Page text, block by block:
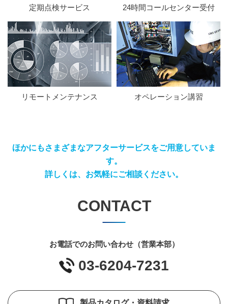
定期点検サービス 24時間コールセンター受付
リモートメンテナンス オペレーション講習
ほかにもさまざまなアフターサービスをご用意していま
す。
詳しくは、お気軽にご相談ください。
CONTACT
お電話でのお問い合わせ（営業本部）
03-6204-7231